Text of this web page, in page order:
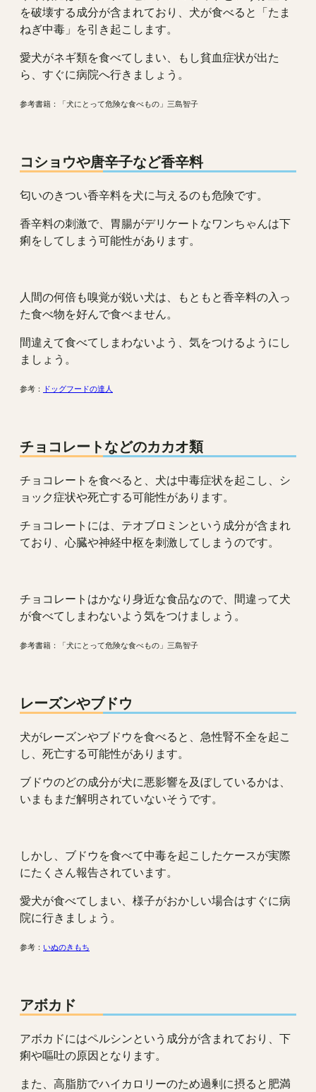
を破壊する成分が含まれており、犬が食べると「たま
ねぎ中毒」を引き起こします。
愛犬がネギ類を食べてしまい、もし貧血症状が出た
ら、すぐに病院へ行きましょう。
参考書籍：「犬にとって危険な食べもの」三島智子
コショウや唐辛子など香辛料
匂いのきつい香辛料を犬に与えるのも危険です。
香辛料の刺激で、胃腸がデリケートなワンちゃんは下
痢をしてしまう可能性があります。
人間の何倍も嗅覚が鋭い犬は、もともと香辛料の入っ
た食べ物を好んで食べません。
間違えて食べてしまわないよう、気をつけるようにし
ましょう。
参考： ドッグフードの達人
チョコレートなどのカカオ類
チョコレートを食べると、犬は中毒症状を起こし、シ
ョック症状や死亡する可能性があります。
チョコレートには、テオブロミンという成分が含まれ
ており、心臓や神経中枢を刺激してしまうのです。
チョコレートはかなり身近な食品なので、間違って犬
が食べてしまわないよう気をつけましょう。
参考書籍：「犬にとって危険な食べもの」三島智子
レーズンやブドウ
犬がレーズンやブドウを食べると、急性腎不全を起こ
し、死亡する可能性があります。
ブドウのどの成分が犬に悪影響を及ぼしているかは、
いまもまだ解明されていないそうです。
しかし、ブドウを食べて中毒を起こしたケースが実際
にたくさん報告されています。
愛犬が食べてしまい、様子がおかしい場合はすぐに病
院に行きましょう。
参考： いぬのきもち
アボカド
アボカドにはペルシンという成分が含まれており、下
痢や嘔吐の原因となります。
また、高脂肪でハイカロリーのため過剰に摂ると肥満